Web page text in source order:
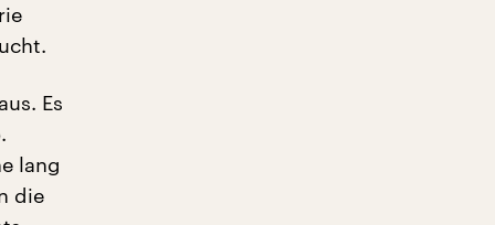
Es
lang
die